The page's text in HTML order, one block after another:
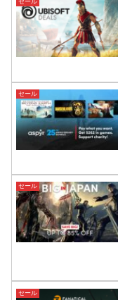
セール
セール
セール